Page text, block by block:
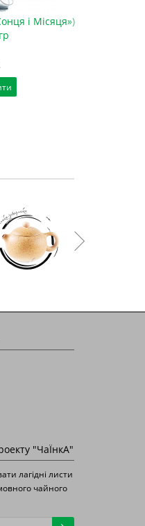
і Місяця»)
"ЧаЇнкА"
лагідні листи
чайного